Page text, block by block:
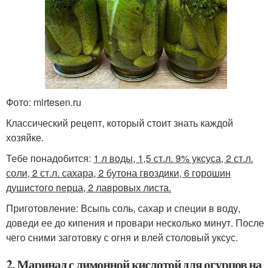
Фото: mirtesen.ru
Классический рецепт, который стоит знать каждой
хозяйке.
Тебе понадобится: 1 л воды, 1,5 ст.л. 9% уксуса, 2 ст.л.
соли, 2 ст.л. сахара, 2 бутона гвоздики, 6 горошин
душистого перца, 2 лавровых листа.
Приготовление: Всыпь соль, сахар и специи в воду,
доведи ее до кипения и провари несколько минут. После
чего сними заготовку с огня и влей столовый уксус.
2. Маринад с лимонной кислотой для огурцов на